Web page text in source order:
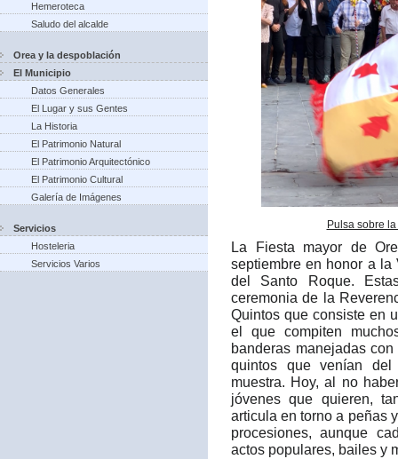
Hemeroteca
Saludo del alcalde
Orea y la despoblación
El Municipio
Datos Generales
El Lugar y sus Gentes
La Historia
El Patrimonio Natural
El Patrimonio Arquitectónico
El Patrimonio Cultural
Galería de Imágenes
Servicios
Hosteleria
Servicios Varios
Pulsa sobre
La Fiesta mayor de
septiembre en honor a
del Santo Roque.
ceremonia de la
Quintos que consiste en
el que compiten
banderas manejadas
quintos que venían
muestra. Hoy, al no
jóvenes que quieren,
articula en torno a peñas
procesiones, aunque
actos populares, bailes y